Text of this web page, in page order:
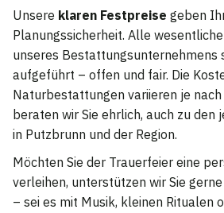
Unsere klaren Festpreise geben
Planungssicherheit. Alle
unseres Bestattungsunternehmens
aufgeführt – offen und fair. Die
Naturbestattungen variieren je nach
beraten wir Sie ehrlich, auch zu den
in Putzbrunn und der Region.
Möchten Sie der Trauerfeier eine
verleihen, unterstützen wir Sie
– sei es mit Musik, kleinen Ritualen